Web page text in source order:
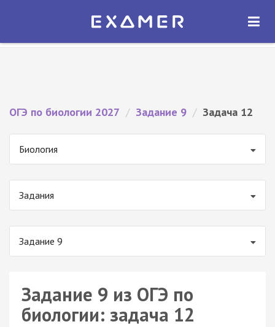
Экзамер — ЕГЭ 2027
ОТКРЫТЬ
ОГЭ по биологии 2027 / Задание 9 / Задача 12
Биология
Задания
Задание 9
Задание 9 из ОГЭ по
биологии: задача 12